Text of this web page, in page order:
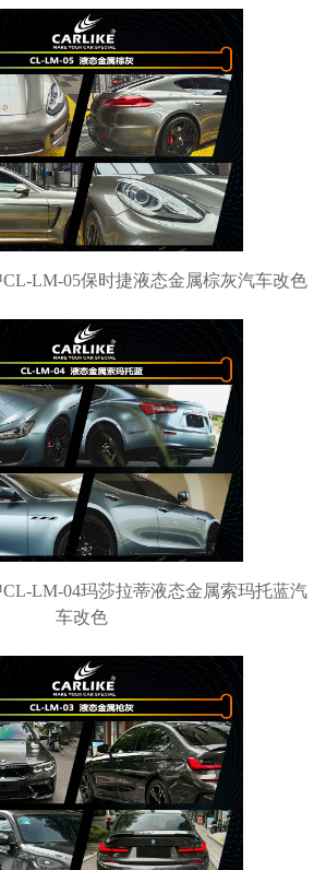
LM-05保时捷液态金属棕灰汽车改色
LM-04玛莎拉蒂液态金属索玛托蓝汽
车改色